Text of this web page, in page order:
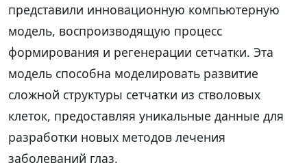
представили инновационную компьютерную
модель, воспроизводящую процесс
формирования и регенерации сетчатки. Эта
модель способна моделировать развитие
сложной структуры сетчатки из стволовых
клеток, предоставляя уникальные данные для
разработки новых методов лечения
заболеваний глаз.